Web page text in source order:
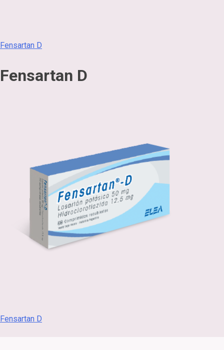
Navegación
entradas
Fensartan D
Fensartan D
Navegación
Fensartan D